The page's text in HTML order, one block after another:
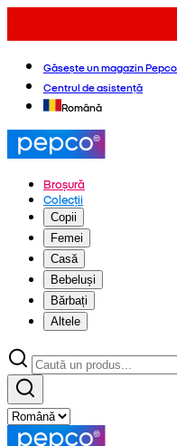
Găsește un magazin Pepco
Centrul de asistență
Română
Broșură
Colecții
Copii
Femei
Casă
Bebeluși
Bărbați
Altele